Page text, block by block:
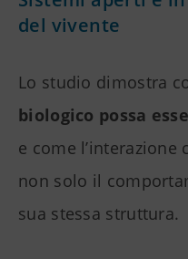
del vivente
Lo studio dimostra
biologico possa
e come l’interazione
non solo il
sua stessa struttura.